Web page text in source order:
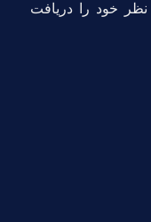
خود را دریافت